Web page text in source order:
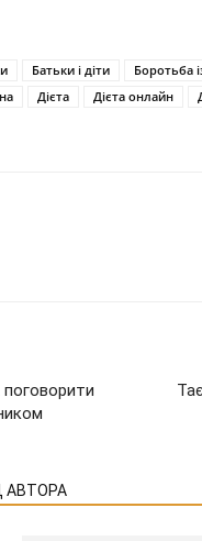
Батьки і діти Боротьба
Дієта Дієта онлайн
АВТОРА